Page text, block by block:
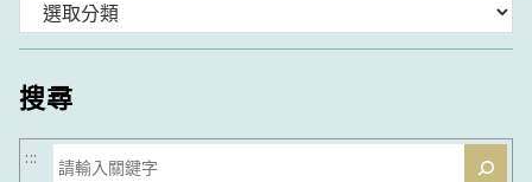
類
搜尋
搜
:::